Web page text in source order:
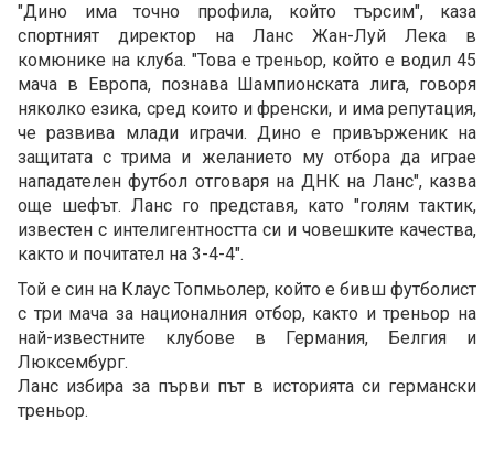
"Дино има точно профила, който търсим", каза
спортният директор на Ланс Жан-Луй Лека в
комюнике на клуба. "Това е треньор, който е водил 45
мача в Европа, познава Шампионската лига, говоря
няколко езика, сред които и френски, и има репутация,
че развива млади играчи. Дино е привърженик на
защитата с трима и желанието му отбора да играе
нападателен футбол отговаря на ДНК на Ланс", казва
още шефът. Ланс го представя, като "голям тактик,
известен с интелигентността си и човешките качества,
както и почитател на 3-4-4".
Той е син на Клаус Топмьолер, който е бивш футболист
с три мача за националния отбор, както и треньор на
най-известните клубове в Германия, Белгия и
Люксембург.
Ланс избира за първи път в историята си германски
треньор.